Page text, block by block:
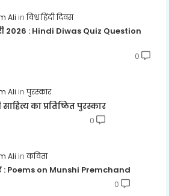
Ali विश्व हिंदी दिवस
2026 : Hindi Diwas Quiz Question
0
Ali पुरस्कार
का प्रतिष्ठित पुरस्कार
0
Ali कविता
: Poems on Munshi Premchand
0